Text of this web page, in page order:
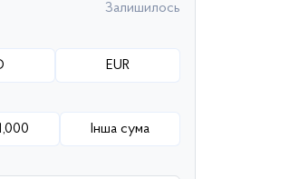
Залишилось
EUR
Інша сума